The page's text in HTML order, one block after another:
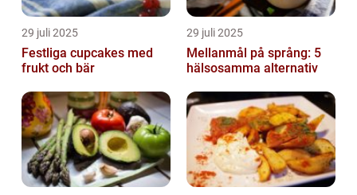
29 juli 2025
Festliga cupcakes med
frukt och bär
29 juli 2025
Mellanmål på språng: 5
hälsosamma alternativ